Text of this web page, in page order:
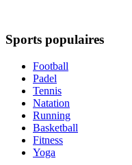
Sports populaires
Football
Padel
Tennis
Natation
Running
Basketball
Fitness
Yoga